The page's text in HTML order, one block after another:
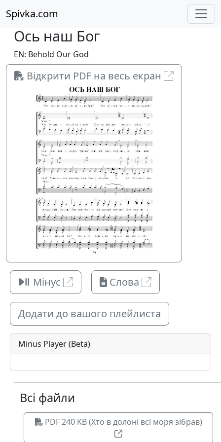
Spivka.com
Ось наш Бог
EN: Behold Our God
Відкрити PDF на весь екран
Мінус Слова
Додати до вашого плейлиста
Minus Player (Beta)
Всі файли
PDF 240 KB (Хто в долоні всі моря зібрав)